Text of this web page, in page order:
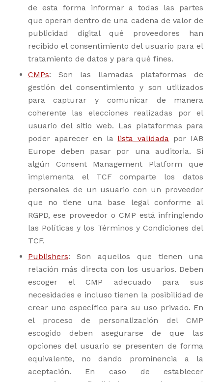
de esta forma informar a todas las partes
que operan dentro de una cadena de valor de
publicidad digital qué proveedores han
recibido el consentimiento del usuario para el
tratamiento de datos y para qué fines.
CMPs: Son las llamadas plataformas de
gestión del consentimiento y son utilizados
para capturar y comunicar de manera
coherente las elecciones realizadas por el
usuario del sitio web. Las plataformas para
poder aparecer en la lista validada por IAB
Europe deben pasar por una auditoria. Si
algún Consent Management Platform que
implementa el TCF comparte los datos
personales de un usuario con un proveedor
que no tiene una base legal conforme al
RGPD, ese proveedor o CMP está infringiendo
las Políticas y los Términos y Condiciones del
TCF.
Publishers: Son aquellos que tienen una
relación más directa con los usuarios. Deben
escoger el CMP adecuado para sus
necesidades e incluso tienen la posibilidad de
crear uno específico para su uso privado. En
el proceso de personalización del CMP
escogido deben asegurarse de que las
opciones del usuario se presenten de forma
equivalente, no dando prominencia a la
aceptación. En caso de establecer